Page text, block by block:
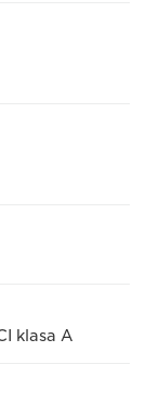
klasa A